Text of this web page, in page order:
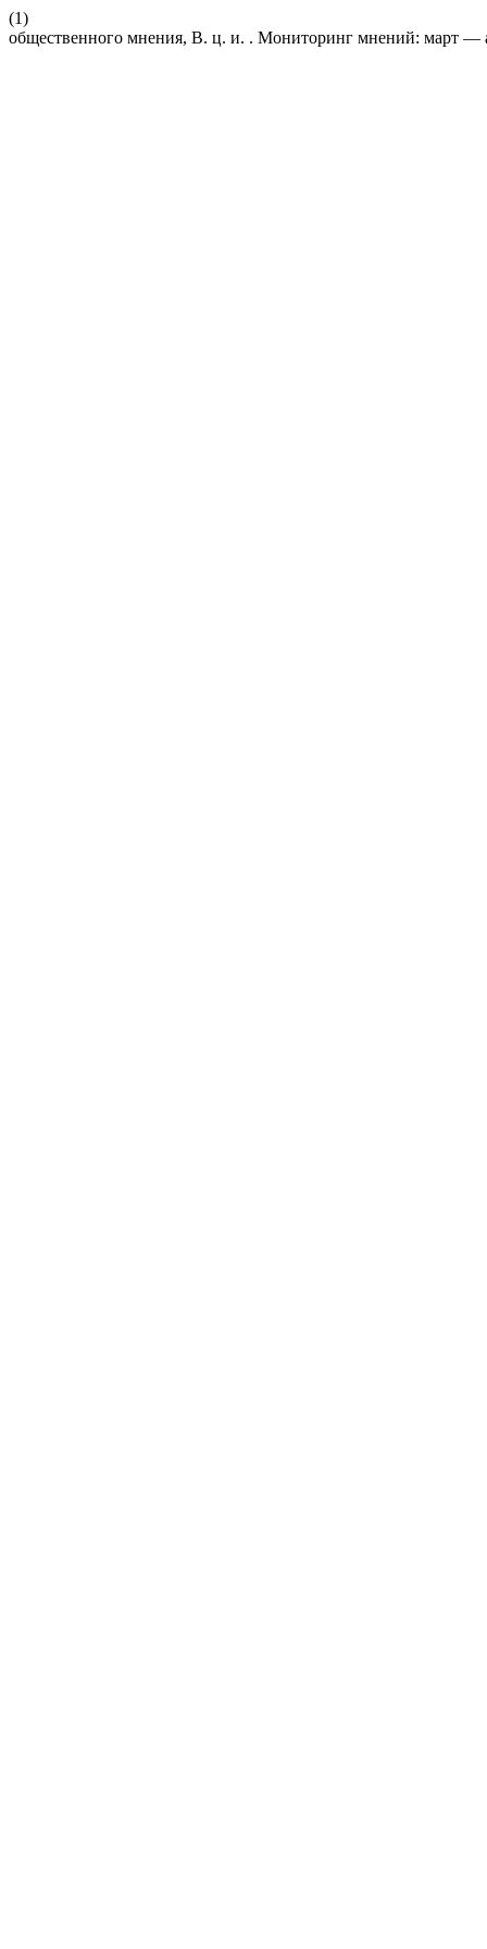
(1)
общественного мнения, В. ц. и. . Мониторинг мнений: март —